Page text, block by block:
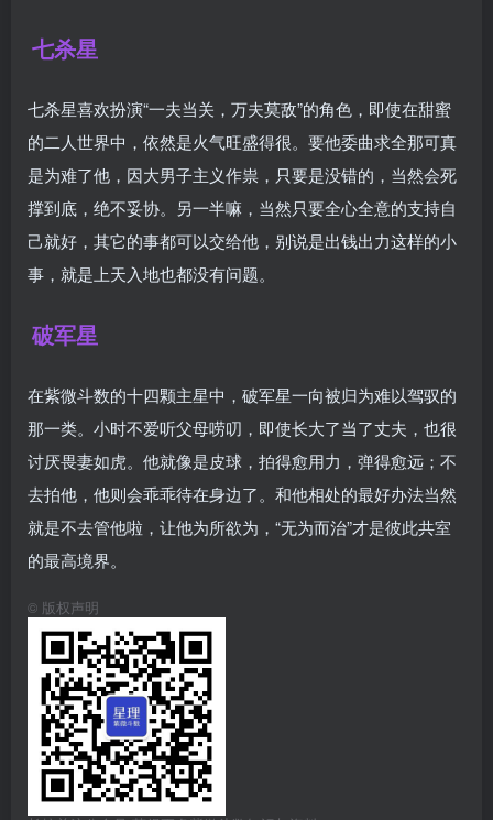
七杀星
七杀星喜欢扮演“一夫当关，万夫莫敌”的角色，即使在甜蜜
的二人世界中，依然是火气旺盛得很。要他委曲求全那可真
是为难了他，因大男子主义作祟，只要是没错的，当然会死
撑到底，绝不妥协。另一半嘛，当然只要全心全意的支持自
己就好，其它的事都可以交给他，别说是出钱出力这样的小
事，就是上天入地也都没有问题。
破军星
在紫微斗数的十四颗主星中，破军星一向被归为难以驾驭的
那一类。小时不爱听父母唠叨，即使长大了当了丈夫，也很
讨厌畏妻如虎。他就像是皮球，拍得愈用力，弹得愈远；不
去拍他，他则会乖乖待在身边了。和他相处的最好办法当然
就是不去管他啦，让他为所欲为，“无为而治”才是彼此共室
的最高境界。
© 版权声明